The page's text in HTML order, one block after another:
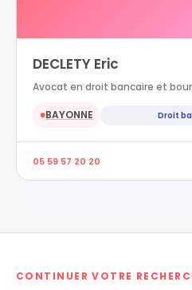
DECLETY Eric
Avocat en droit bancaire et
●BAYONNE Droit
05 59 57 20 20
CONTINUER VOTRE